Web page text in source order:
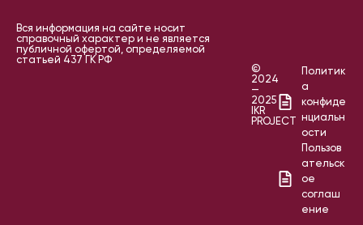
Вся информация на сайте носит
справочный характер и не является
публичной офертой, определяемой
статьей 437 ГК РФ
©
2024
—
2025
IKR
PROJECT
Политик
а
конфиде
нциальн
ости
Пользов
ательск
ое
соглаш
ение